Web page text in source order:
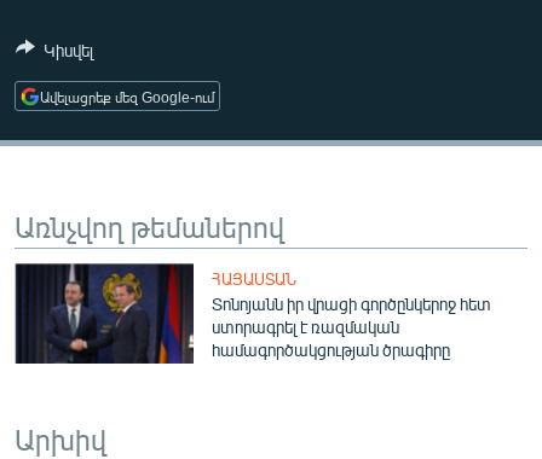
ԿՈՐՈՆԱՎԻՐՈՒՍ
ԲԱՆԱՎԵՃ
ՁԳՏԵԼՈՎ ԼԱՎԱԳՈՒՅՆԻՆ
ՓՈԴՔԱՍԹ
English
Կիսվել
Ավելացրեք մեզ Google-ում
Առնչվող թեմաներով
ՀԱՅԱՍՏԱՆ
Տոնոյանն իր վրացի գործընկերոջ հետ
ստորագրել է ռազմական
համագործակցության ծրագիրը
Արխիվ